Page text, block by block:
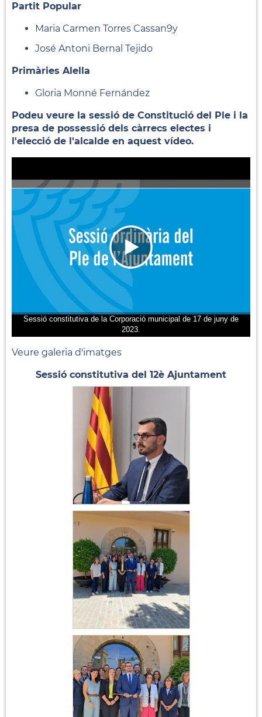
Partit Popular
Maria Carmen Torres Cassan9y
José Antoni Bernal Tejido
Primàries Alella
Gloria Monné Fernández
Podeu veure la sessió de Constitució del Ple i la
presa de possessió dels càrrecs electes i
l'elecció de l'alcalde en aquest vídeo.
Sessió constitutiva de la Corporació municipal de 17 de juny de
2023.
Veure galeria d'imatges
Sessió constitutiva del 12è Ajuntament
Marc Almendro
Constitució
Ajuntament 17 de juny
2023